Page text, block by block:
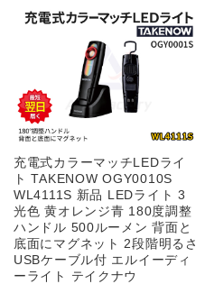
充電式カラーマッチLEDライ
ト TAKENOW OGY0010S
WL4111S 新品 LEDライト 3
光色 黄オレンジ青 180度調整
ハンドル 500ルーメン 背面と
底面にマグネット 2段階明るさ
USBケーブル付 エルイーディ
ーライト テイクナウ